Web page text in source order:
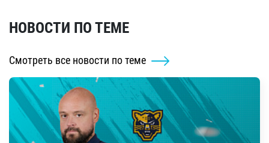
НОВОСТИ ПО ТЕМЕ
Смотреть все новости по теме